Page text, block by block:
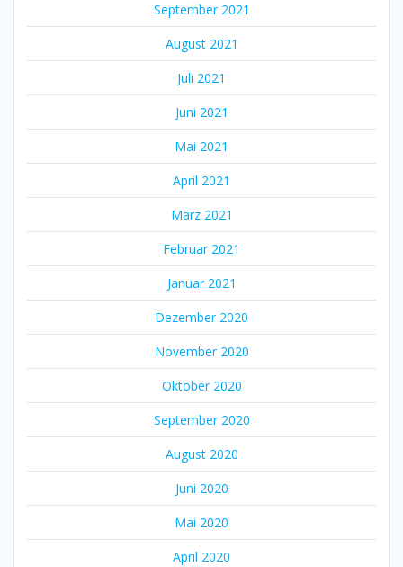
September 2021
August 2021
Juli 2021
Juni 2021
Mai 2021
April 2021
März 2021
Februar 2021
Januar 2021
Dezember 2020
November 2020
Oktober 2020
September 2020
August 2020
Juni 2020
Mai 2020
April 2020